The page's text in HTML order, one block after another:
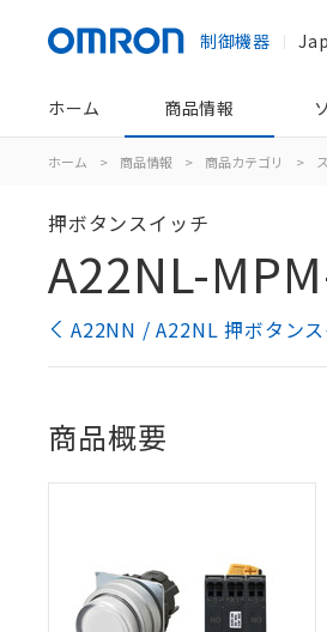
制御機器
ホーム 商品情報
ホーム > 商品情報 > 商品カテゴリ >
押ボタンスイッチ
A22NL-
A22NN / A22NL 押ボタン
商品概要